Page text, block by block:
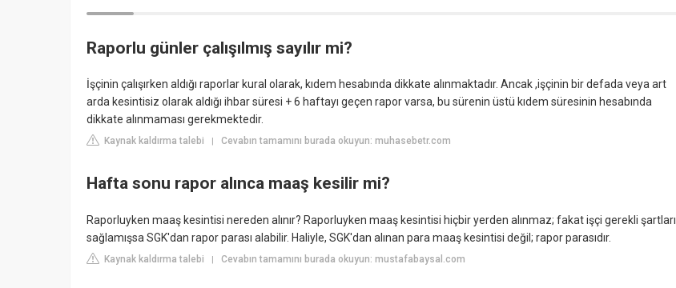
Raporlu günler çalışılmış sayılır mi?
İşçinin çalışırken aldığı raporlar kural olarak, kıdem hesabında dikkate alınmaktadır. Ancak ,işçinin bir defada veya art
arda kesintisiz olarak aldığı ihbar süresi + 6 haftayı geçen rapor varsa, bu sürenin üstü kıdem süresinin hesabında
dikkate alınmaması gerekmektedir.
Kaynak kaldırma talebi | Cevabın tamamını burada okuyun: muhasebetr.com
Hafta sonu rapor alınca maaş kesilir mi?
Raporluyken maaş kesintisi nereden alınır? Raporluyken maaş kesintisi hiçbir yerden alınmaz; fakat işçi gerekli şartları
sağlamışsa SGK'dan rapor parası alabilir. Haliyle, SGK'dan alınan para maaş kesintisi değil; rapor parasıdır.
Kaynak kaldırma talebi | Cevabın tamamını burada okuyun: mustafabaysal.com